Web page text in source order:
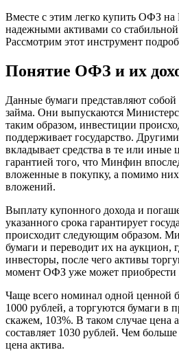
Вместе с этим легко купить ОФЗ
надежными активами со
Рассмотрим этот инструмент
Понятие ОФЗ и их
Данные бумаги представляют
займа. Они выпускаются
таким образом, инвестиции
поддерживает государство.
вкладывает средства в те или иные
гарантией того, что Минфин
вложенные в покупку, а помимо них
вложений.
Выплату купонного дохода и
указанного срока гарантирует
происходит следующим образом.
бумаги и переводит их на аукцион,
инвесторы, после чего активы
момент ОФЗ уже может
Чаще всего номинал одной ценной
1000 рублей, а торгуются бумаги в
скажем, 103%. В таком случае цена
составляет 1030 рублей. Чем
цена актива.